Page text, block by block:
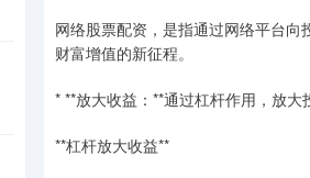
网络股票配资，是指通过网络平台
财富增值的新征程。
* **放大收益：**通过杠杆作用，放大
**杠杆放大收益**